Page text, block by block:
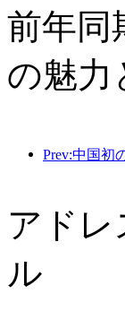
前年同
の魅力
アドレ
ル